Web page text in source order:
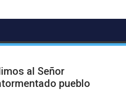
al Señor
pueblo